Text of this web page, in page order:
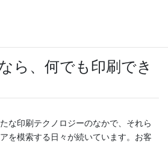
ら、何でも印刷でき
な印刷テクノロジーのなかで、それら
を模索する日々が続いています。お客